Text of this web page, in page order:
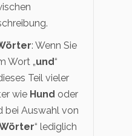
: Wenn Sie
Wort „und“
Teil vieler
wie Hund oder
bei Auswahl von
“ lediglich